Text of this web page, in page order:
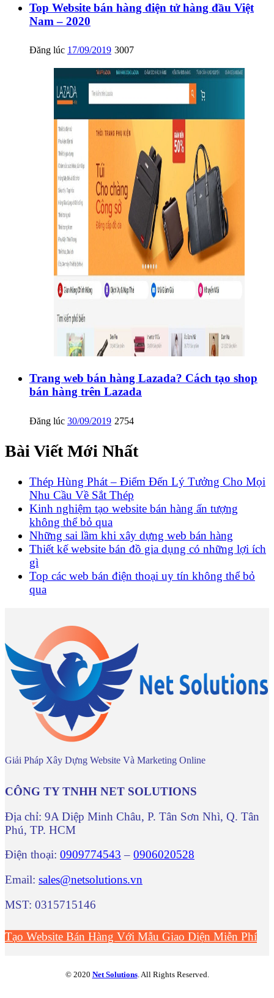
Top Website bán hàng điện tử hàng đầu Việt
Nam – 2020
Đăng lúc 17/09/2019 3007
Trang web bán hàng Lazada? Cách tạo shop
bán hàng trên Lazada
Đăng lúc 30/09/2019 2754
Bài Viết Mới Nhất
Thép Hùng Phát – Điểm Đến Lý Tưởng Cho Mọi
Nhu Cầu Về Sắt Thép
Kinh nghiệm tạo website bán hàng ấn tượng
không thể bỏ qua
Những sai lầm khi xây dựng web bán hàng
Thiết kế website bán đồ gia dụng có những lợi ích
gì
Top các web bán điện thoại uy tín không thể bỏ
qua
Giải Pháp Xây Dựng Website Và Marketing Online
CÔNG TY TNHH NET SOLUTIONS
Địa chỉ: 9A Diệp Minh Châu, P. Tân Sơn Nhì, Q. Tân
Phú, TP. HCM
Điện thoại: 0909774543 – 0906020528
Email: sales@netsolutions.vn
MST: 0315715146
Tạo Website Bán Hàng Với Mẫu Giao Diện Miễn Phí
© 2020 Net Solutions. All Rights Reserved.